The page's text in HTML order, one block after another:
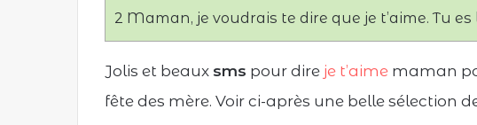
r
2 Maman, je voudrais te dire que je t’aime. Tu
Jolis et beaux sms pour dire je t’aime maman
fête des mère. Voir ci-après une belle sélection